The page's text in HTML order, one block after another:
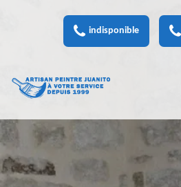
indisponible